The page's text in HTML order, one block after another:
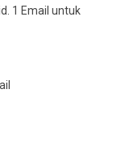
1 Email untuk